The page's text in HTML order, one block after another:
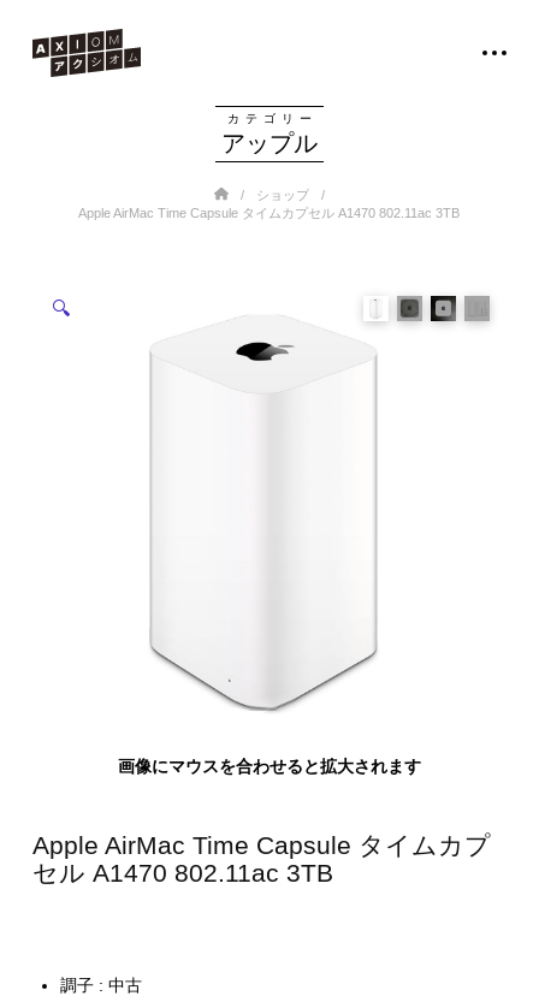
カテゴリー
アップル
Home
/ ショップ
/
Apple AirMac Time Capsule タイムカプセル A1470 802.11ac 3TB
🔍
画像にマウスを合わせると拡大されます
Apple AirMac Time Capsule タイムカプ
セル A1470 802.11ac 3TB
調子 : 中古